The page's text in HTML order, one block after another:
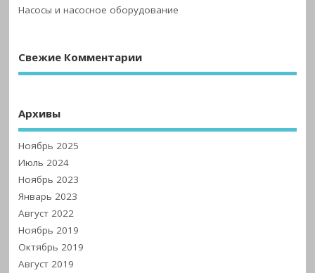
Насосы и насосное оборудование
Свежие Комментарии
Архивы
Ноябрь 2025
Июль 2024
Ноябрь 2023
Январь 2023
Август 2022
Ноябрь 2019
Октябрь 2019
Август 2019